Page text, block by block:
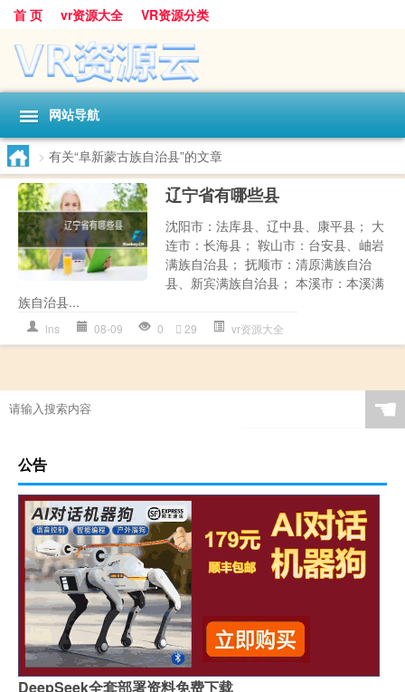
首 页 vr资源大全 VR资源分类
网站导航
> 有关“阜新蒙古族自治县”的文章
辽宁省有哪些县
沈阳市：法库县、辽中县、康平县； 大
连市：长海县； 鞍山市：台安县、岫岩
满族自治县； 抚顺市：清原满族自治
县、新宾满族自治县； 本溪市：本溪满
族自治县...
lns 08-09 0 29 vr资源大全
☚
公告
DeepSeek全套部署资料免费下载